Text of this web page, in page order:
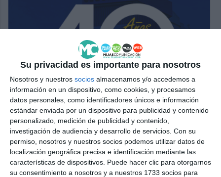
Su privacidad es importante para nosotros
Nosotros y nuestros socios almacenamos y/o accedemos a
información en un dispositivo, como cookies, y procesamos
datos personales, como identificadores únicos e información
estándar enviada por un dispositivo para publicidad y contenido
personalizado, medición de publicidad y contenido,
investigación de audiencia y desarrollo de servicios. Con su
permiso, nosotros y nuestros socios podemos utilizar datos de
localización geográfica precisa e identificación mediante las
características de dispositivos. Puede hacer clic para otorgarnos
su consentimiento a nosotros y a nuestros 1733 socios para